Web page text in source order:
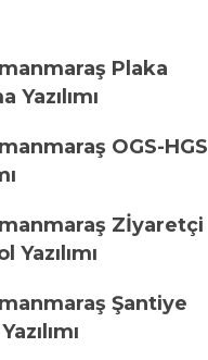
Plaka
Yazılımı
OGS-HGS
Zİyaretçi
Yazılımı
Şantiye